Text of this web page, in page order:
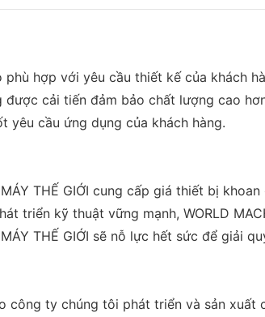
phù hợp với yêu cầu thiết kế của khách
được cải tiến đảm bảo chất lượng cao
yêu cầu ứng dụng của khách hàng.
MÁY THẾ GIỚI cung cấp giá thiết bị
triển kỹ thuật vững mạnh, WORLD
MÁY THẾ GIỚI sẽ nỗ lực hết sức để giải
công ty chúng tôi phát triển và sản